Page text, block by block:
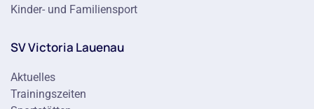
Kinder- und Familiensport
SV Victoria Lauenau
Aktuelles
Trainingszeiten